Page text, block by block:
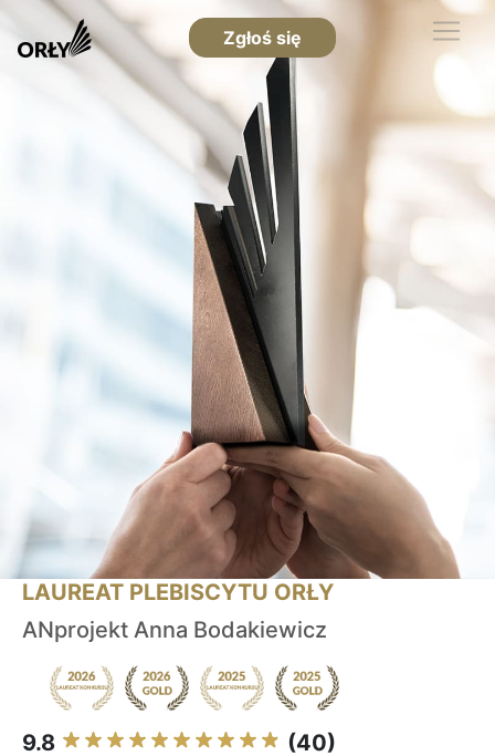
Zgłoś się
LAUREAT PLEBISCYTU ORŁY
ANprojekt Anna Bodakiewicz
9.8 (40)